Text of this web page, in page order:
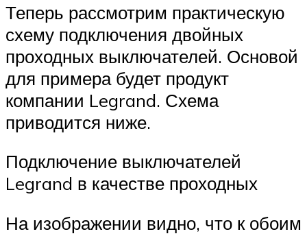
Теперь рассмотрим практическую
схему подключения двойных
проходных выключателей. Основой
для примера будет продукт
компании Legrand. Схема
приводится ниже.
Подключение выключателей
Legrand в качестве проходных
На изображении видно, что к обоим